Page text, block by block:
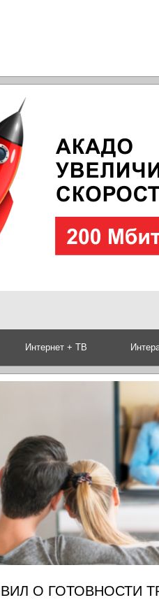
Интернет + ТВ
О ГОТОВНОСТИ